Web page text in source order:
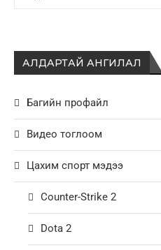
АЛДАРТАЙ АНГИЛАЛ
Багийн профайл
Видео тоглоом
Цахим спорт мэдээ
Counter-Strike 2
Dota 2